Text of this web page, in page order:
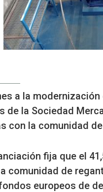
a la
de la Sociedad
con la comunidad
fija que el
comunidad de
europeos de